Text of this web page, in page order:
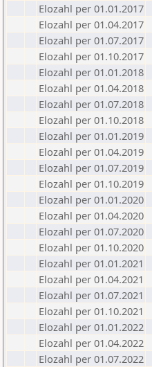
Elozahl per 01.01.2017
Elozahl per 01.04.2017
Elozahl per 01.07.2017
Elozahl per 01.10.2017
Elozahl per 01.01.2018
Elozahl per 01.04.2018
Elozahl per 01.07.2018
Elozahl per 01.10.2018
Elozahl per 01.01.2019
Elozahl per 01.04.2019
Elozahl per 01.07.2019
Elozahl per 01.10.2019
Elozahl per 01.01.2020
Elozahl per 01.04.2020
Elozahl per 01.07.2020
Elozahl per 01.10.2020
Elozahl per 01.01.2021
Elozahl per 01.04.2021
Elozahl per 01.07.2021
Elozahl per 01.10.2021
Elozahl per 01.01.2022
Elozahl per 01.04.2022
Elozahl per 01.07.2022